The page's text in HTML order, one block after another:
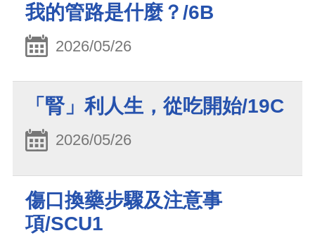
我的管路是什麼？/6B
2026/05/26
「腎」利人生，從吃開始/19C
2026/05/26
傷口換藥步驟及注意事
項/SCU1